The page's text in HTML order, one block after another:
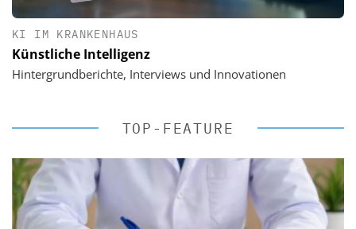
KI IM KRANKENHAUS
Künstliche Intelligenz
Hintergrundberichte, Interviews und Innovationen
TOP-FEATURE